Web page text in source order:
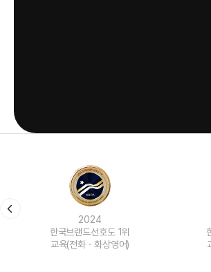
2024
한국브랜드선호도 1위
교육(전화ㆍ화상영어)
한
교